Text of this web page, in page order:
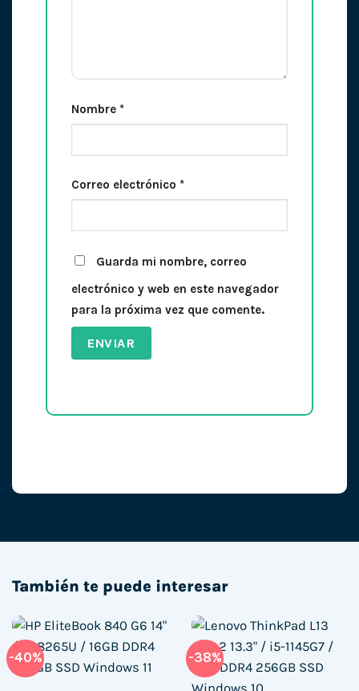
Nombre *
Correo electrónico *
Guarda mi nombre, correo
electrónico y web en este navegador
para la próxima vez que comente.
También te puede interesar
-40% -38%